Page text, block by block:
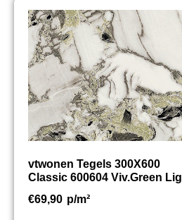
vtwonen Tegels 300X600
Classic 600604 Viv.Green Lig
€69,90 p/m²